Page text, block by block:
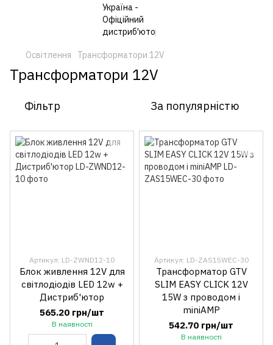
Освітлення Трансформатори 12V
Трансформатори 12V
Фільтр За популярністю
Артикул: LD-ZWND12-10
Блок живлення 12V для
світлодіодів LED 12w +
Дистриб'ютор
565.20 грн/шт
В наявності
Артикул: LD-ZAS15WEC-30
Трансформатор GTV
SLIM EASY CLICK 12V
15W з проводом і
miniAMP
542.70 грн/шт
В наявності